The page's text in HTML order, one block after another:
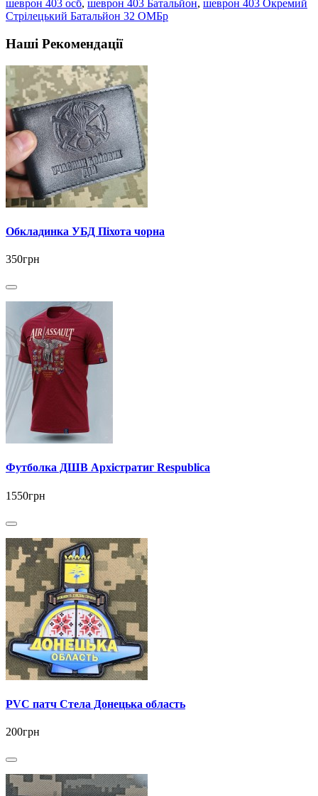
шеврон 403 осб, шеврон 403 Батальйон, шеврон 403 Окремий
Стрілецький Батальйон 32 ОМБр
Наші Рекомендації
Обкладинка УБД Піхота чорна
350грн
Футболка ДШВ Архістратиг Respublica
1550грн
PVC патч Стела Донецька область
200грн